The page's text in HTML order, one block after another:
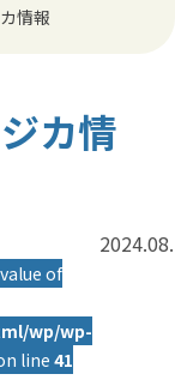
情報
カ情
of
wp/wp-
line41